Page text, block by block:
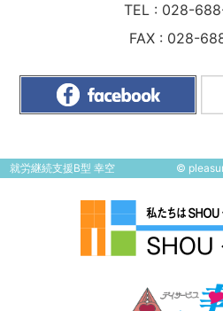
TEL : 028-
FAX : 028-
就労継続支援B型 幸空 ©